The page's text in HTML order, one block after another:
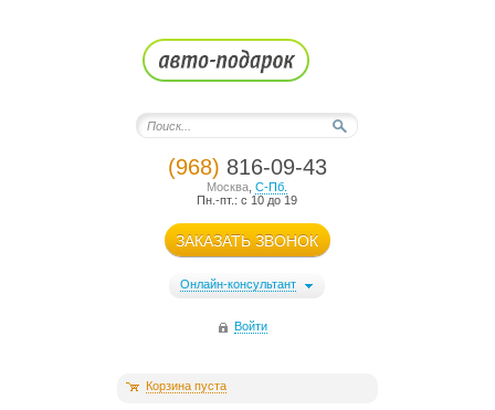
(968) 816-09-43
Москва ,С-Пб.
Пн.-пт.: с 10 до 19
ЗАКАЗАТЬ ЗВОНОК
Онлайн-консультант
Войти
Корзина пуста